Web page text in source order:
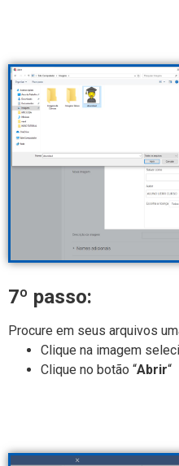
7º passo:
Procure em seus arquivos
Clique na imagem
Clique no botão “Abrir“